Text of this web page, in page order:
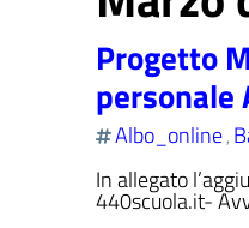
Progetto
personale
Albo_online,
In allegato
440scuola.it-